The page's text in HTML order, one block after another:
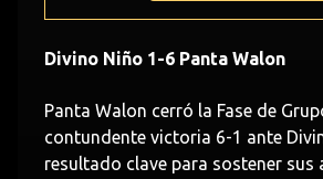
Divino Niño 1-6 Panta Walon
Panta Walon cerró la Fase de
contundente victoria 6-1 ante
resultado clave para sostener sus